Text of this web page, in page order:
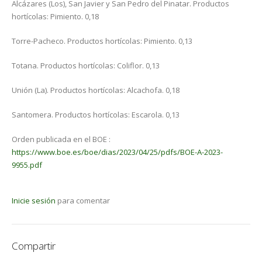
Alcázares (Los), San Javier y San Pedro del Pinatar. Productos
hortícolas: Pimiento. 0,18
Torre-Pacheco. Productos hortícolas: Pimiento. 0,13
Totana. Productos hortícolas: Coliflor. 0,13
Unión (La). Productos hortícolas: Alcachofa. 0,18
Santomera. Productos hortícolas: Escarola. 0,13
Orden publicada en el BOE :
https://www.boe.es/boe/dias/2023/04/25/pdfs/BOE-A-2023-
9955.pdf
Inicie sesión para comentar
Compartir